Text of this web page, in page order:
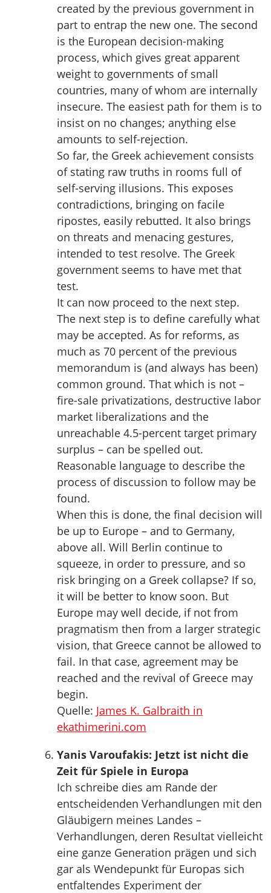
created by the previous government in
part to entrap the new one. The second
is the European decision-making
process, which gives great apparent
weight to governments of small
countries, many of whom are internally
insecure. The easiest path for them is to
insist on no changes; anything else
amounts to self-rejection.
So far, the Greek achievement consists
of stating raw truths in rooms full of
self-serving illusions. This exposes
contradictions, bringing on facile
ripostes, easily rebutted. It also brings
on threats and menacing gestures,
intended to test resolve. The Greek
government seems to have met that
test.
It can now proceed to the next step.
The next step is to define carefully what
may be accepted. As for reforms, as
much as 70 percent of the previous
memorandum is (and always has been)
common ground. That which is not –
fire-sale privatizations, destructive labor
market liberalizations and the
unreachable 4.5-percent target primary
surplus – can be spelled out.
Reasonable language to describe the
process of discussion to follow may be
found.
When this is done, the final decision will
be up to Europe – and to Germany,
above all. Will Berlin continue to
squeeze, in order to pressure, and so
risk bringing on a Greek collapse? If so,
it will be better to know soon. But
Europe may well decide, if not from
pragmatism then from a larger strategic
vision, that Greece cannot be allowed to
fail. In that case, agreement may be
reached and the revival of Greece may
begin.
Quelle: James K. Galbraith in
ekathimerini.com
Yanis Varoufakis: Jetzt ist nicht die
Zeit für Spiele in Europa
Ich schreibe dies am Rande der
entscheidenden Verhandlungen mit den
Gläubigern meines Landes –
Verhandlungen, deren Resultat vielleicht
eine ganze Generation prägen und sich
gar als Wendepunkt für Europas sich
entfaltendes Experiment der